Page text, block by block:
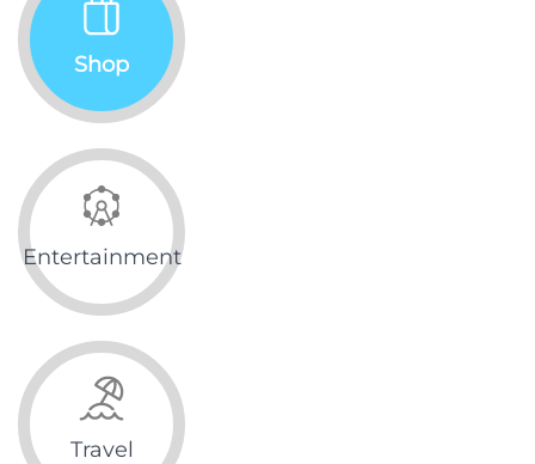
Shop
Entertainment
Travel